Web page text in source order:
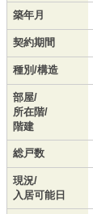
築年月
契約期間
種別/構造
部屋/
所在階/
階建
総戸数
現況/
入居可能日